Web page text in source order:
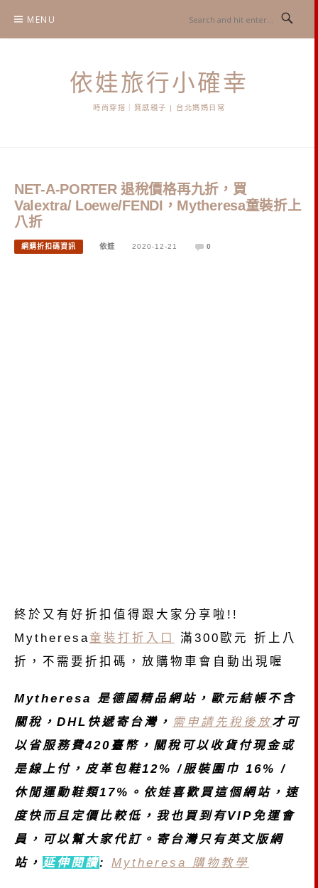
content
MENU
依娃旅行小確幸
時尚穿搭｜質感親子 | 台北媽媽日常
NET-A-PORTER 退稅價格再九折，買
Valextra/ Loewe/FENDI，Mytheresa童裝折上
八折
網購折扣碼資訊 依娃 2020-12-21 0
終於又有好折扣值得跟大家分享啦!!
Mytheresa童裝打折入口
滿300歐元 折上八
折，不需要折扣碼，放購物車會自動出現喔
Mytheresa 是德國精品網站，歐元結帳不含
關稅，DHL快遞寄台灣 ， 需申請先稅後放才可
以省服務費420臺幣，關稅可以收貨付現金或
是線上付，皮革包鞋12% /服裝圍巾 16% /
休閒運動鞋類17%。依娃喜歡買這個網站，速
度快而且定價比較低，我也買到有VIP免運會
員，可以幫大家代訂。寄台灣只有英文版網
站， 延伸閱讀: Mytheresa 購物教學